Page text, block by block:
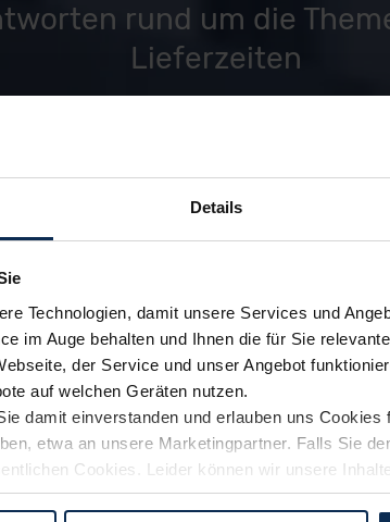
Details
Technologien, damit unsere Services und
im Auge behalten und Ihnen die für Sie
der Service und unser Angebot
auf welchen Geräten nutzen.
damit einverstanden und erlauben uns
etwa an unsere Marketingpartner. Falls Sie
Cookies. Leider können wir unsere
zu Ihrem Neuwagen unterstützen. Sie können
rund um die
Lieferzeiten